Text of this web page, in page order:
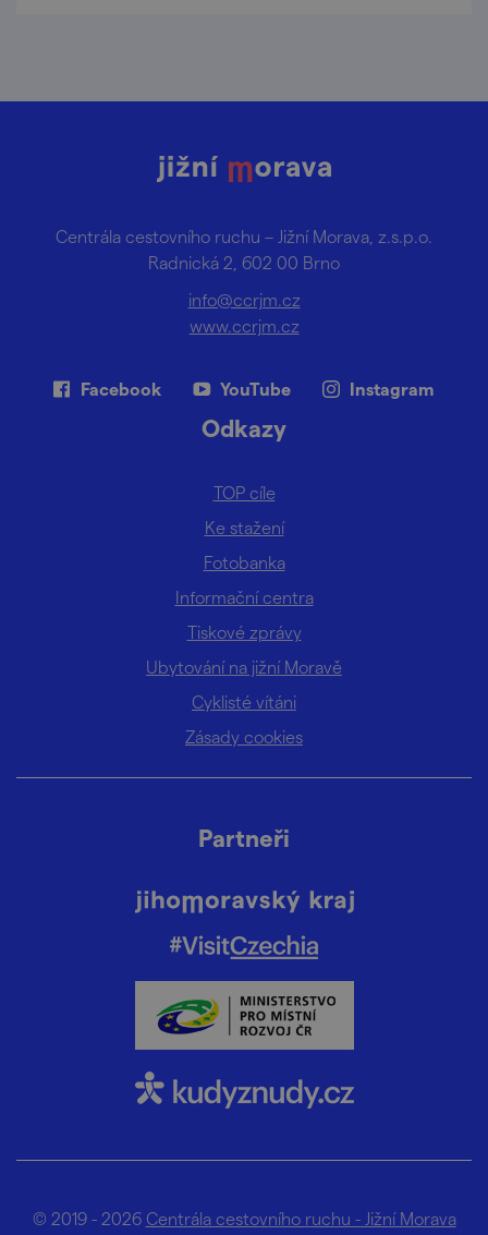
Centrála cestovního ruchu – Jižní Morava, z.s.p.o.
Radnická 2, 602 00 Brno
info@ccrjm.cz
www.ccrjm.cz
Facebook YouTube Instagram
Odkazy
TOP cíle
Ke stažení
Fotobanka
Informační centra
Tiskové zprávy
Ubytování na jižní Moravě
Cyklisté vítáni
Zásady cookies
Partneři
© 2019 - 2026 Centrála cestovního ruchu - Jižní Morava